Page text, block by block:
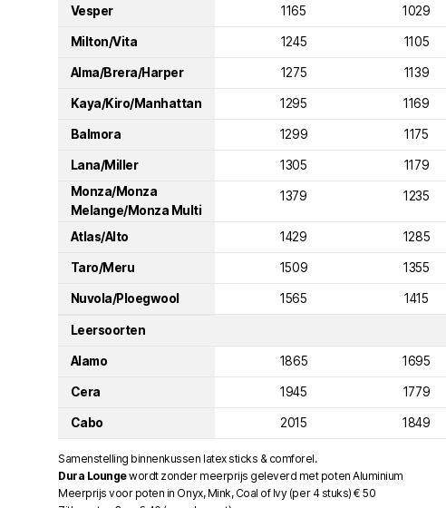
Vesper 1165 1029
Milton/Vita 1245 1105
Alma/Brera/Harper 1275 1139
Kaya/Kiro/Manhattan 1295 1169
Balmora 1299 1175
Lana/Miller 1305 1179
Monza/Monza
Melange/Monza Multi
1379 1235
Atlas/Alto 1429 1285
Taro/Meru 1509 1355
Nuvola/Ploegwool 1565 1415
Leersoorten
Alamo 1865 1695
Cera 1945 1779
Cabo 2015 1849
Samenstelling binnenkussen latex sticks & comforel.
Dura Loungewordt zonder meerprijs geleverd met poten Aluminium
Meerprijs voor poten in Onyx, Mink, Coal of Ivy (per 4 stuks) € 50